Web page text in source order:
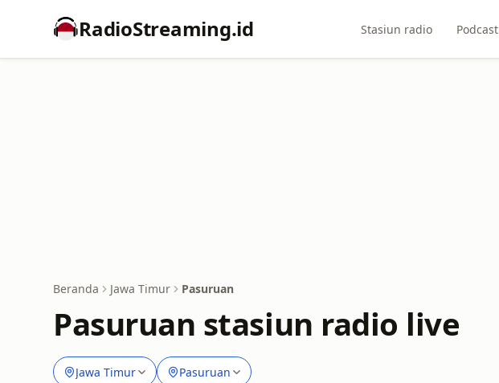
RadioStreaming.id Stasiun radio Podcast
Beranda Jawa Timur Pasuruan
Pasuruan stasiun radio live
Jawa Timur Pasuruan